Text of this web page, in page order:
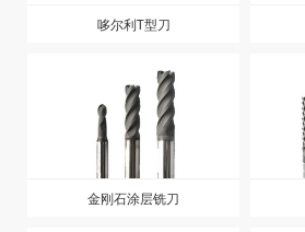
哆尔利T型刀
金刚石涂层铣刀